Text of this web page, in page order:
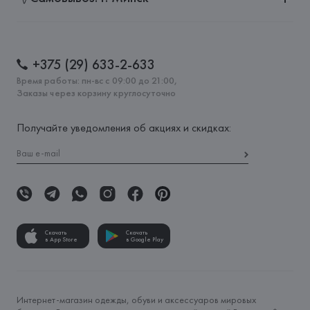
+375 (29) 633-2-633
Время работы: пн-вс с 09:00 до 21:00,
Заказы через корзину круглосуточно
Получайте уведомления об акциях и скидках:
Скачать
в App Store
Скачать
в Google Play
Интернет-магазин одежды, обуви и аксессуаров мировых